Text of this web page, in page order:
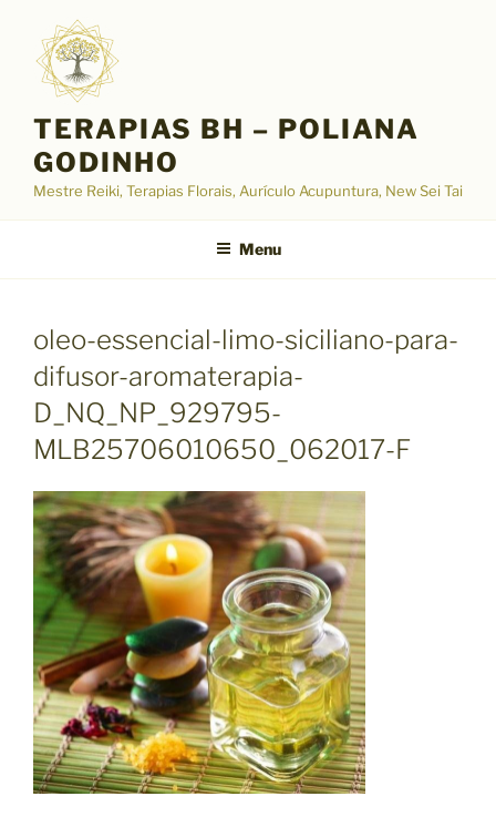
conteúdo
TERAPIAS BH – POLIANA
GODINHO
Mestre Reiki, Terapias Florais, Aurículo Acupuntura, New Sei Tai
Menu
oleo-essencial-limo-siciliano-para-
difusor-aromaterapia-
D_NQ_NP_929795-
MLB25706010650_062017-F